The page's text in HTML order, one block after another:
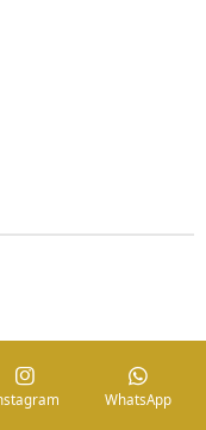
WhatsApp